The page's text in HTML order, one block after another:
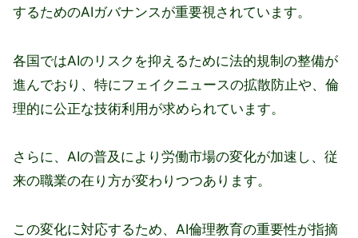
するためのAIガバナンスが重要視されています。
各国ではAIのリスクを抑えるために法的規制の整備が
進んでおり、特にフェイクニュースの拡散防止や、倫
理的に公正な技術利用が求められています。
さらに、AIの普及により労働市場の変化が加速し、従
来の職業の在り方が変わりつつあります。
この変化に対応するため、AI倫理教育の重要性が指摘